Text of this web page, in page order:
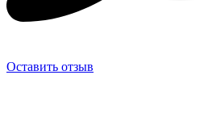
Оставить отзыв